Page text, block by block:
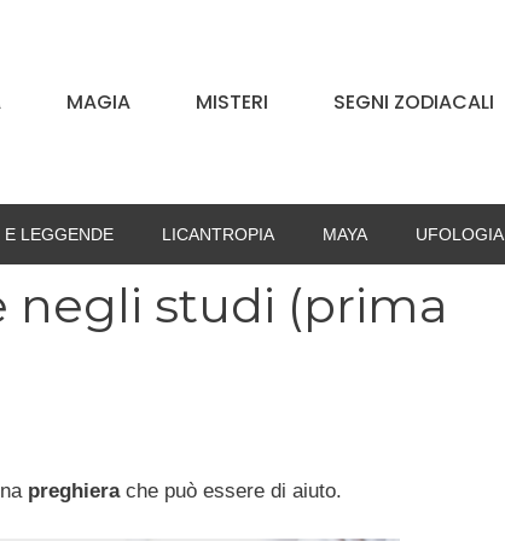
MAGIA MISTERI SEGNI ZODIACALI
E LEGGENDE LICANTROPIA MAYA UFOLOGIA
negli studi (prima
preghierache può essere di aiuto.